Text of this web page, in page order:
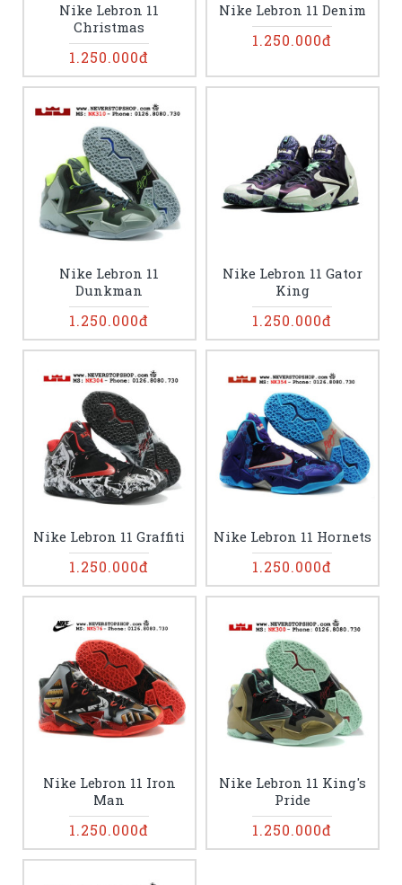
Nike Lebron 11
Christmas
1.250.000đ
Nike Lebron 11 Denim
1.250.000đ
Nike Lebron 11
Dunkman
1.250.000đ
Nike Lebron 11 Gator
King
1.250.000đ
Nike Lebron 11 Graffiti
1.250.000đ
Nike Lebron 11 Hornets
1.250.000đ
Nike Lebron 11 Iron
Man
1.250.000đ
Nike Lebron 11 King's
Pride
1.250.000đ